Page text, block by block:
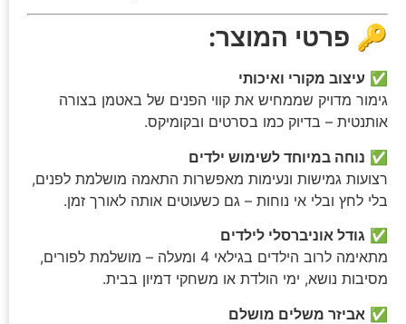
🔑 פרטי המוצר:
✅ עיצוב מקורי ואיכותי
גימור מדויק שממחיש את קווי הפנים של באטמן בצורה
אותנטית – בדיוק כמו בסרטים ובקומיקס.
✅ נוחה במיוחד לשימוש ילדים
רצועות גמישות ונעימות מאפשרות התאמה מושלמת לפנים,
בלי לחץ ובלי אי נוחות – גם כשעוטים אותה לאורך זמן.
✅ גודל אוניברסלי לילדים
מתאימה לרוב הילדים בגילאי 4 ומעלה – מושלמת לפורים,
מסיבות נושא, ימי הולדת או משחקי דמיון בבית.
✅ אביזר משלים מושלם